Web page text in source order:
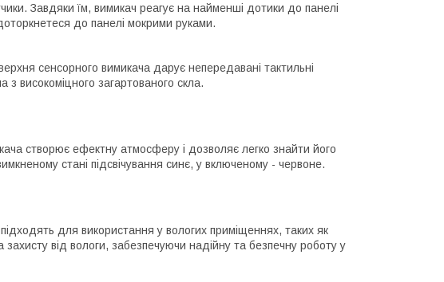
Завдяки їм, вимикач реагує на найменші дотики до панелі
до панелі мокрими руками.
сенсорного вимикача дарує непередавані тактильні
з високоміцного загартованого скла.
створює ефектну атмосферу і дозволяє легко знайти його
стані підсвічування синє, у включеному - червоне.
для використання у вологих приміщеннях, таких як
від вологи, забезпечуючи надійну та безпечну роботу у